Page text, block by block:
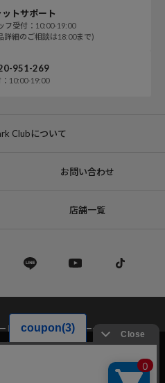
ットサポート
フ受付：10:00-19:00
詳細のご相談は18:00まで)
951-269
10:00-19:00
Clubについて
お問い合わせ
店舗一覧
ト
サステナブルマークについて
商取引法・古物営業法に基づく表記
ンテンツの最適な提供、トラフィック
います。